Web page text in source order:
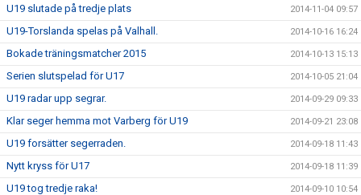
U19 slutade på tredje plats 2014-11-04 09:57
U19-Torslanda spelas på Valhall. 2014-10-16 16:24
Bokade träningsmatcher 2015 2014-10-13 15:13
Serien slutspelad för U17 2014-10-05 21:04
U19 radar upp segrar. 2014-09-29 09:33
Klar seger hemma mot Varberg för U19 2014-09-21 23:08
U19 forsätter segerraden. 2014-09-18 11:43
Nytt kryss för U17 2014-09-18 11:39
U19 tog tredje raka! 2014-09-10 10:54